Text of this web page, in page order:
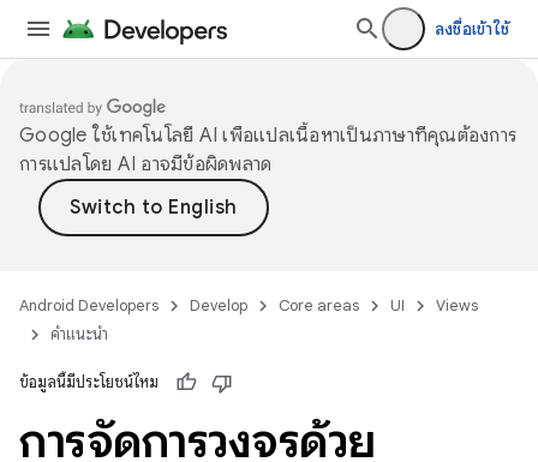
ลงชื่อเข้าใช้
Google ใช้เทคโนโลยี AI เพื่อแปลเนื้อหาเป็นภาษาที่คุณต้องการ
การแปลโดย AI อาจมีข้อผิดพลาด
Android Developers Develop Core areas UI
Views
คำแนะนำ
ข้อมูลนี้มีประโยชน์ไหม
การจัดการวงจรด้วย